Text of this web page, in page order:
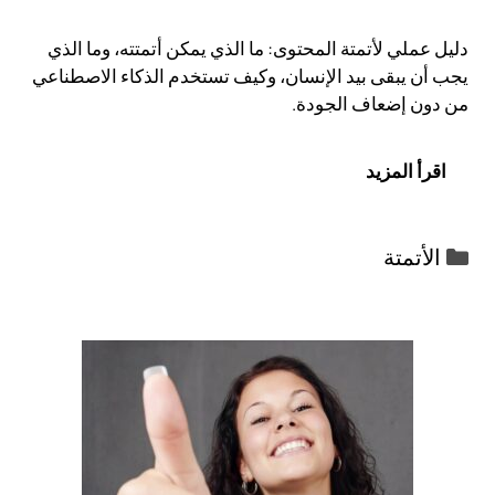
دليل عملي لأتمتة المحتوى: ما الذي يمكن أتمتته، وما الذي
يجب أن يبقى بيد الإنسان، وكيف تستخدم الذكاء الاصطناعي
من دون إضعاف الجودة.
اقرأ المزيد
التصنيفات
الأتمتة